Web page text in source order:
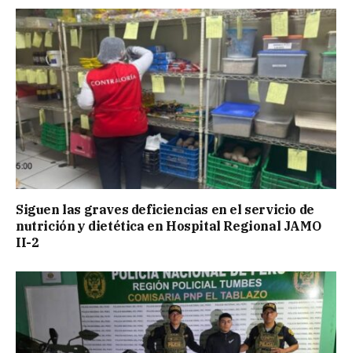
Siguen las graves deficiencias en el servicio de
nutrición y dietética en Hospital Regional JAMO
II-2